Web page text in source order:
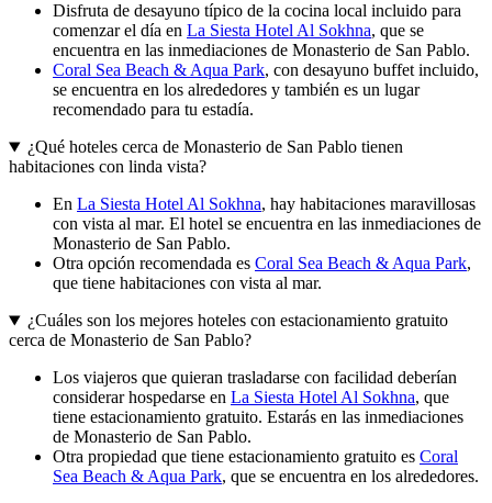
Disfruta de desayuno típico de la cocina local incluido para
comenzar el día en La Siesta Hotel Al Sokhna, que se
encuentra en las inmediaciones de Monasterio de San Pablo.
Coral Sea Beach & Aqua Park, con desayuno buffet incluido,
se encuentra en los alrededores y también es un lugar
recomendado para tu estadía.
¿Qué hoteles cerca de Monasterio de San Pablo tienen
habitaciones con linda vista?
En La Siesta Hotel Al Sokhna, hay habitaciones maravillosas
con vista al mar. El hotel se encuentra en las inmediaciones de
Monasterio de San Pablo.
Otra opción recomendada es Coral Sea Beach & Aqua Park,
que tiene habitaciones con vista al mar.
¿Cuáles son los mejores hoteles con estacionamiento gratuito
cerca de Monasterio de San Pablo?
Los viajeros que quieran trasladarse con facilidad deberían
considerar hospedarse en La Siesta Hotel Al Sokhna, que
tiene estacionamiento gratuito. Estarás en las inmediaciones
de Monasterio de San Pablo.
Otra propiedad que tiene estacionamiento gratuito es Coral
Sea Beach & Aqua Park, que se encuentra en los alrededores.